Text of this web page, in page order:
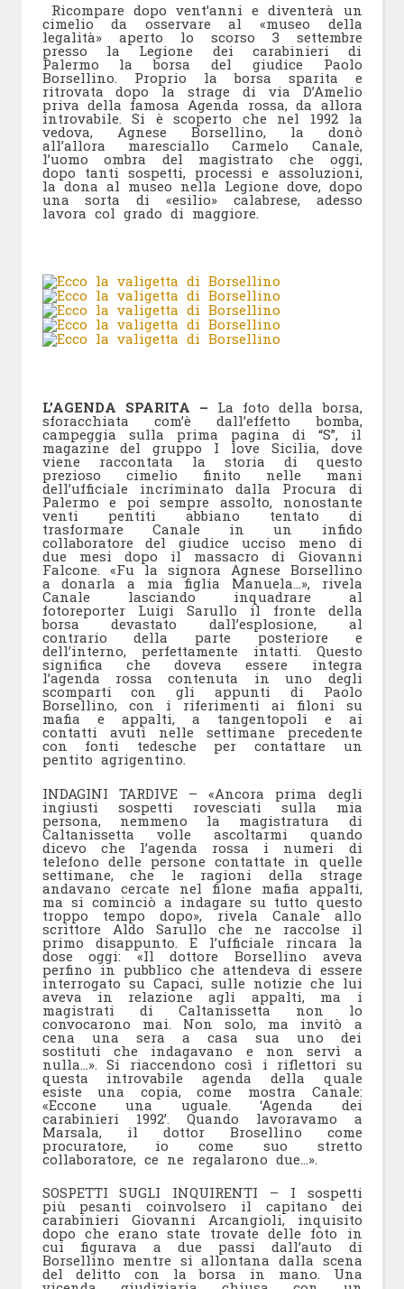
Ricompare dopo vent’anni e diventerà un
cimelio da osservare al «museo della
legalità» aperto lo scorso 3 settembre
presso la Legione dei carabinieri di
Palermo la borsa del giudice Paolo
Borsellino. Proprio la borsa sparita e
ritrovata dopo la strage di via D’Amelio
priva della famosa Agenda rossa, da allora
introvabile. Si è scoperto che nel 1992 la
vedova, Agnese Borsellino, la donò
all’allora maresciallo Carmelo Canale,
l’uomo ombra del magistrato che oggi,
dopo tanti sospetti, processi e assoluzioni,
la dona al museo nella Legione dove, dopo
una sorta di «esilio» calabrese, adesso
lavora col grado di maggiore.
L’AGENDA SPARITA – La foto della borsa,
sforacchiata com’è dall’effetto bomba,
campeggia sulla prima pagina di “S”, il
magazine del gruppo I love Sicilia, dove
viene raccontata la storia di questo
prezioso cimelio finito nelle mani
dell’ufficiale incriminato dalla Procura di
Palermo e poi sempre assolto, nonostante
venti pentiti abbiano tentato di
trasformare Canale in un infido
collaboratore del giudice ucciso meno di
due mesi dopo il massacro di Giovanni
Falcone. «Fu la signora Agnese Borsellino
a donarla a mia figlia Manuela…», rivela
Canale lasciando inquadrare al
fotoreporter Luigi Sarullo il fronte della
borsa devastato dall’esplosione, al
contrario della parte posteriore e
dell’interno, perfettamente intatti. Questo
significa che doveva essere integra
l’agenda rossa contenuta in uno degli
scomparti con gli appunti di Paolo
Borsellino, con i riferimenti ai filoni su
mafia e appalti, a tangentopoli e ai
contatti avuti nelle settimane precedente
con fonti tedesche per contattare un
pentito agrigentino.
INDAGINI TARDIVE – «Ancora prima degli
ingiusti sospetti rovesciati sulla mia
persona, nemmeno la magistratura di
Caltanissetta volle ascoltarmi quando
dicevo che l’agenda rossa i numeri di
telefono delle persone contattate in quelle
settimane, che le ragioni della strage
andavano cercate nel filone mafia appalti,
ma si cominciò a indagare su tutto questo
troppo tempo dopo», rivela Canale allo
scrittore Aldo Sarullo che ne raccolse il
primo disappunto. E l’ufficiale rincara la
dose oggi: «Il dottore Borsellino aveva
perfino in pubblico che attendeva di essere
interrogato su Capaci, sulle notizie che lui
aveva in relazione agli appalti, ma i
magistrati di Caltanissetta non lo
convocarono mai. Non solo, ma invitò a
cena una sera a casa sua uno dei
sostituti che indagavano e non servì a
nulla…». Si riaccendono così i riflettori su
questa introvabile agenda della quale
esiste una copia, come mostra Canale:
«Eccone una uguale. ‘Agenda dei
carabinieri 1992’. Quando lavoravamo a
Marsala, il dottor Brosellino come
procuratore, io come suo stretto
collaboratore, ce ne regalarono due…».
SOSPETTI SUGLI INQUIRENTI – I sospetti
più pesanti coinvolsero il capitano dei
carabinieri Giovanni Arcangioli, inquisito
dopo che erano state trovate delle foto in
cui figurava a due passi dall’auto di
Borsellino mentre si allontana dalla scena
del delitto con la borsa in mano. Una